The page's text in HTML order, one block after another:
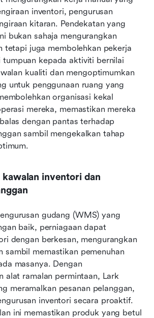
inventori, pengurusan
kitaran. Pendekatan yang
bukan sahaja mengurangkan
tetapi juga membolehkan pekerja
tumpuan kepada aktiviti bernilai
kualiti dan mengoptimumkan
untuk penggunaan ruang yang
organisasi kekal
mereka, memastikan mereka
dengan pantas terhadap
sambil mengekalkan tahap
inventori dan
gudang (WMS) yang
baik, perniagaan dapat
dengan berkesan, mengurangkan
sambil memastikan pemenuhan
masanya. Dengan
alat ramalan permintaan, Lark
meramalkan pesanan pelanggan,
inventori secara proaktif.
ini memastikan produk yang betul